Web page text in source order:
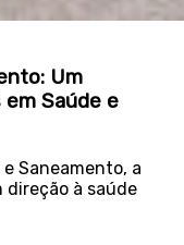
Um
Saúde e
Saneamento, a
direção à saúde